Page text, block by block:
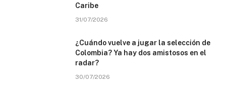
Caribe
31/07/2026
¿Cuándo vuelve a jugar la selección de
Colombia? Ya hay dos amistosos en el
radar?
30/07/2026